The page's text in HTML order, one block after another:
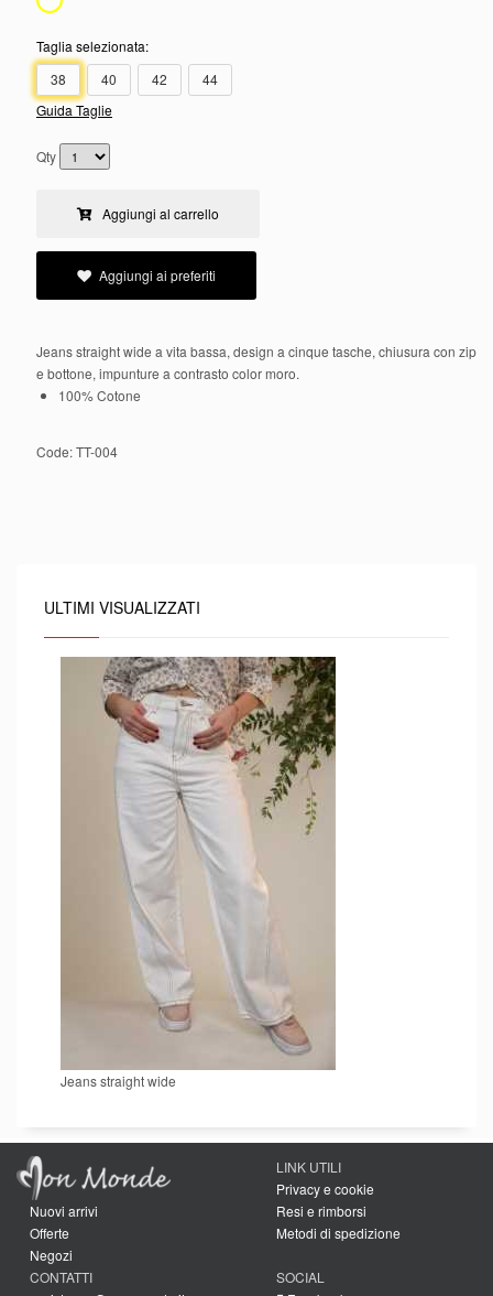
Taglia selezionata:
38
40 42
44
Guida Taglie
Qty
Aggiungi al carrello
Aggiungi ai preferiti
Jeans straight wide a vita bassa, design a cinque tasche, chiusura con zip
e bottone, impunture a contrasto color moro.
100% Cotone
Code:TT-004
ULTIMI VISUALIZZATI
Jeans straight wide
Nuovi arrivi
Offerte
Negozi
LINK UTILI
Privacy e cookie
Resi e rimborsi
Metodi di spedizione
CONTATTI
SOCIAL